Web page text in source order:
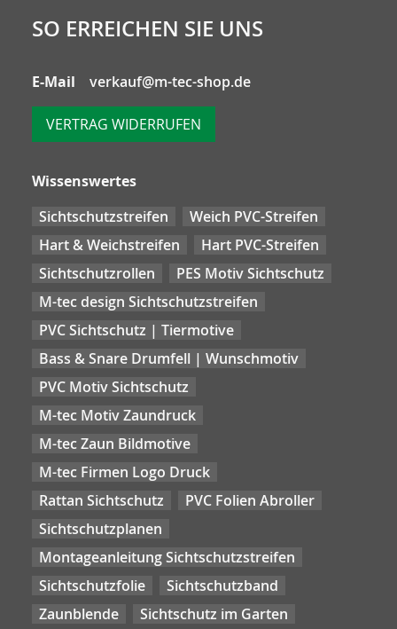
SO ERREICHEN SIE UNS
E-Mail verkauf@m-tec-shop.de
VERTRAG WIDERRUFEN
Wissenswertes
Sichtschutzstreifen
Weich PVC-Streifen
Hart & Weichstreifen
Hart PVC-Streifen
Sichtschutzrollen
PES Motiv Sichtschutz
M-tec design Sichtschutzstreifen
PVC Sichtschutz | Tiermotive
Bass & Snare Drumfell | Wunschmotiv
PVC Motiv Sichtschutz
M-tec Motiv Zaundruck
M-tec Zaun Bildmotive
M-tec Firmen Logo Druck
Rattan Sichtschutz
PVC Folien Abroller
Sichtschutzplanen
Montageanleitung Sichtschutzstreifen
Sichtschutzfolie
Sichtschutzband
Zaunblende
Sichtschutz im Garten